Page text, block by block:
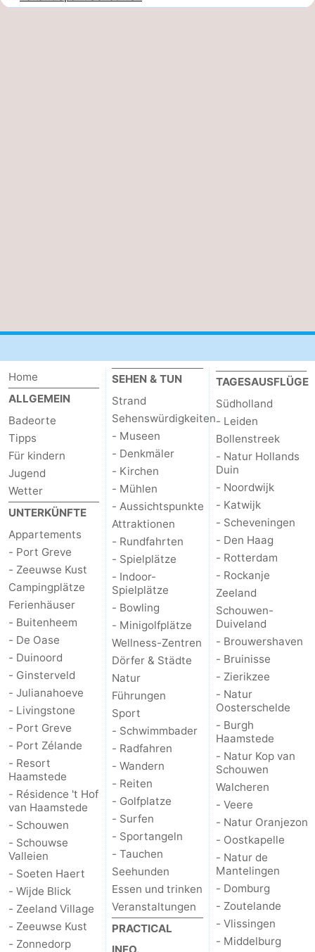
Home
ALLGEMEIN
Badeorte
Tipps
Für kindern
Jugend
Wetter
UNTERKÜNFTE
Appartements
- Port Greve
- Zeeuwse Kust
Campingplätze
Ferienhäuser
- Buitenheem
- De Oase
- Duinoord
- Ginsterveld
- Julianahoeve
- Livingstone
- Port Greve
- Port Zélande
- Resort
Haamstede
- Résidence 't Hof
van Haamstede
- Schouwen
- Schouwse
Valleien
- Soeten Haert
- Wijde Blick
- Zeeland Village
- Zeeuwse Kust
- Zonnedorp
SEHEN & TUN
Strand
Sehenswürdigkeiten
- Museen
- Denkmäler
- Kirchen
- Mühlen
- Aussichtspunkte
Attraktionen
- Rundfahrten
- Spielplätze
- Indoor-
Spielplätze
- Bowling
- Minigolfplätze
Wellness-Zentren
Dörfer & Städte
Natur
Führungen
Sport
- Schwimmbader
- Radfahren
- Wandern
- Reiten
- Golfplatze
- Surfen
- Sportangeln
- Tauchen
Seehunden
Essen und trinken
Veranstaltungen
PRACTICAL
TAGESAUSFLÜGE
Südholland
- Leiden
Bollenstreek
- Natur Hollands
Duin
- Noordwijk
- Katwijk
- Scheveningen
- Den Haag
- Rotterdam
- Rockanje
Zeeland
Schouwen-
Duiveland
- Brouwershaven
- Bruinisse
- Zierikzee
- Natur
Oosterschelde
- Burgh
Haamstede
- Natur Kop van
Schouwen
Walcheren
- Veere
- Natur Oranjezon
- Oostkapelle
- Natur de
Mantelingen
- Domburg
- Zoutelande
- Vlissingen
- Middelburg